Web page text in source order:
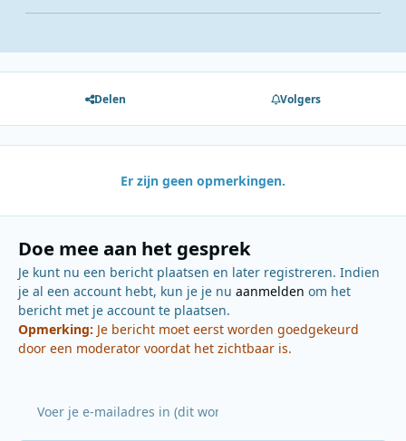
Delen Volgers
Er zijn geen opmerkingen.
Doe mee aan het gesprek
Je kunt nu een bericht plaatsen en later registreren. Indien
je al een account hebt, kun je je nu aanmelden om het
bericht met je account te plaatsen.
Opmerking: Je bericht moet eerst worden goedgekeurd
door een moderator voordat het zichtbaar is.